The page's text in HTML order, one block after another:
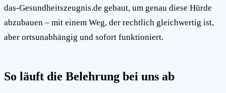
das-Gesundheitszeugnis.de gebaut, um genau diese Hürde
abzubauen – mit einem Weg, der rechtlich gleichwertig ist,
aber ortsunabhängig und sofort funktioniert.
So läuft die Belehrung bei uns ab